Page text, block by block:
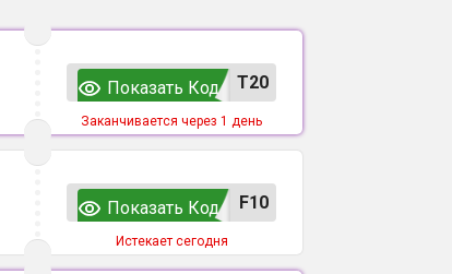
T20
Показать Код
Заканчивается через 1 день
F10
Показать Код
Истекает сегодня